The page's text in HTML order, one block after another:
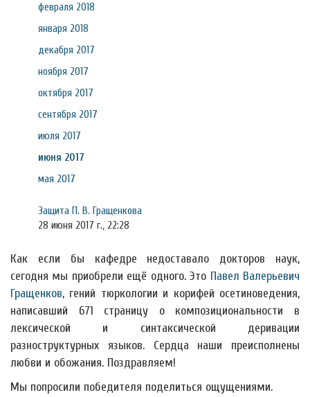
февраля 2018
января 2018
декабря 2017
ноября 2017
октября 2017
сентября 2017
июля 2017
июня 2017
мая 2017
Защита П. В. Гращенкова
28 июня 2017 г., 22:28
Как если бы кафедре недоставало докторов наук,
сегодня мы приобрели ещё одного. Это Павел Валерьевич
Гращенков, гений тюркологии и корифей осетиноведения,
написавший 671 страницу о композициональности в
лексической и синтаксической деривации
разноструктурных языков. Сердца наши преисполнены
любви и обожания. Поздравляем!
Мы попросили победителя поделиться ощущениями.